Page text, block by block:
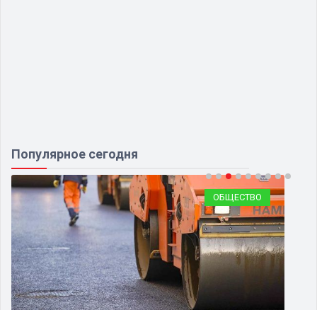
Популярное сегодня
ОБЩЕСТВО